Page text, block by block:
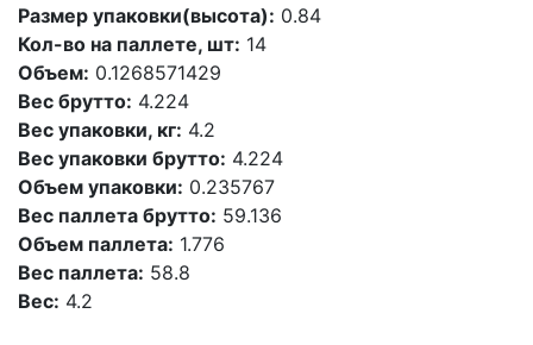
Размер упаковки(высота): 0.84
Кол-во на паллете, шт: 14
Объем: 0.1268571429
Вес брутто: 4.224
Вес упаковки, кг: 4.2
Вес упаковки брутто: 4.224
Объем упаковки: 0.235767
Вес паллета брутто: 59.136
Объем паллета: 1.776
Вес паллета: 58.8
Вес: 4.2